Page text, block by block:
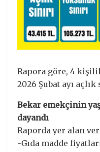
Rapora göre, 4
2026 Şubat ayı açlık
Bekar emekçinin
dayandı
Raporda yer alan
-Gıda madde